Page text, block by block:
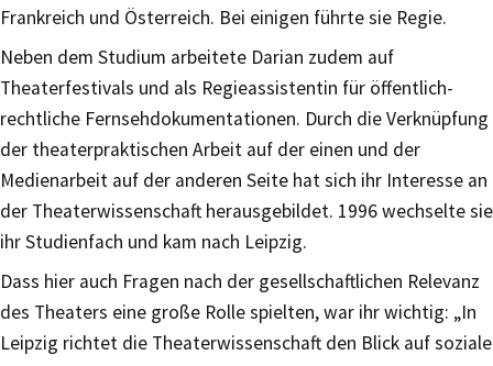
Frankreich und Österreich. Bei einigen führte sie Regie.
Neben dem Studium arbeitete Darian zudem auf
Theaterfestivals und als Regieassistentin für öffentlich-
rechtliche Fernsehdokumentationen. Durch die Verknüpfung
der theaterpraktischen Arbeit auf der einen und der
Medienarbeit auf der anderen Seite hat sich ihr Interesse an
der Theaterwissenschaft herausgebildet. 1996 wechselte sie
ihr Studienfach und kam nach Leipzig.
Dass hier auch Fragen nach der gesellschaftlichen Relevanz
des Theaters eine große Rolle spielten, war ihr wichtig: „In
Leipzig richtet die Theaterwissenschaft den Blick auf soziale